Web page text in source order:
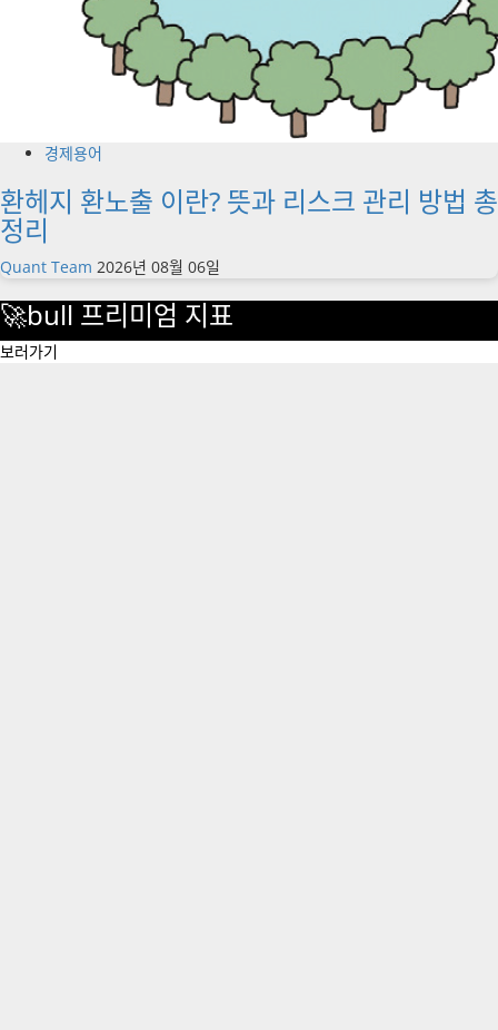
경제용어
환헤지 환노출 이란? 뜻과 리스크 관리 방법 총
정리
Quant Team 2026년 08월 06일
🚀bull 프리미엄 지표
보러가기